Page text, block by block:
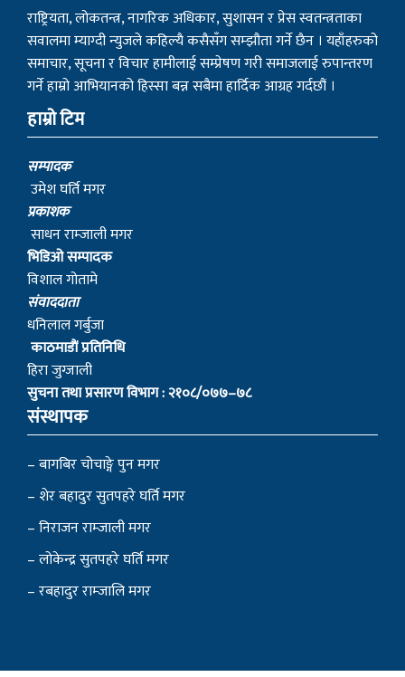
राष्ट्रियता, लोकतन्त्र, नागरिक अधिकार, सुशासन र प्रेस स्वतन्त्रताका
सवालमा म्याग्दी न्युजले कहिल्यै कसैसँग सम्झौता गर्ने छैन । यहाँहरुको
समाचार, सूचना र विचार हामीलाई सम्प्रेषण गरी समाजलाई रुपान्तरण
गर्ने हाम्रो आभियानको हिस्सा बन्न सबैमा हार्दिक आग्रह गर्दछौं ।
हाम्रो टिम
सम्पादक
उमेश घर्ति मगर
प्रकाशक
साधन राम्जाली मगर
भिडिओ सम्पादक
विशाल गोतामे
स‌ंवाददाता
धनिलाल गर्बुजा
काठमाडाैं प्रतिनिधि
हिरा जुग्जाली
सुचना तथा प्रसारण विभाग : २१०८/०७७–७८
संस्थापक
– बागबिर चोचाङ्गे पुन मगर
– शेर बहादुर सुतपहरे घर्ति मगर
– निराजन राम्जाली मगर
– लोकेन्द्र सुतपहरे घर्ति मगर
– रबहादुर राम्जालि मगर